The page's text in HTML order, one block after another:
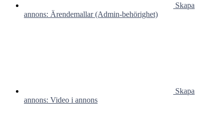
Skapa
annons: Ärendemallar (Admin-behörighet)
Skapa
annons: Video i annons